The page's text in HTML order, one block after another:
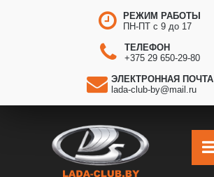
РЕЖИМ РАБОТЫ
ПН-ПТ с 9 до 17
ТЕЛЕФОН
+375 29 650-29-80
ЭЛЕКТРОННАЯ ПОЧТА
lada-club-by@mail.ru